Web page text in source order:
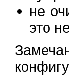
не
это